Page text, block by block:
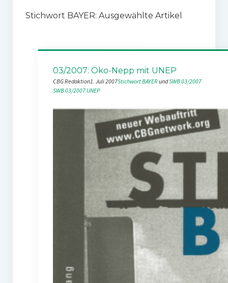
Stichwort BAYER: Ausgewählte Artikel
03/2007: Öko-Nepp mit UNEP
CBG Redaktion1. Juli 2007Stichwort BAYER und SWB 03/2007
SWB 03/2007 UNEP